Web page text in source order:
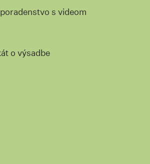
s videom
o výsadbe